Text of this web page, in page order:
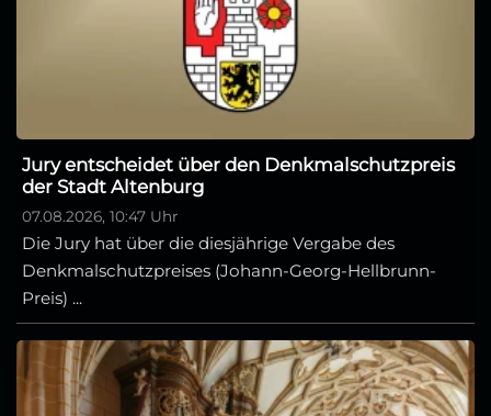
Jury entscheidet über den Denkmalschutzpreis
der Stadt Altenburg
07.08.2026, 10:47 Uhr
Die Jury hat über die diesjährige Vergabe des
Denkmalschutzpreises (Johann-Georg-Hellbrunn-
Preis) ...